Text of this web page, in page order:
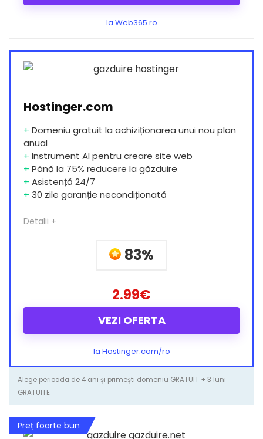
la Web365.ro
Hostinger.com
+ Domeniu gratuit la achiziționarea unui nou plan
anual
+ Instrument AI pentru creare site web
+ Până la 75% reducere la găzduire
+ Asistență 24/7
+ 30 zile garanție necondiționată
Detalii +
83%
2.99€
VEZI OFERTA
la Hostinger.com/ro
Alege perioada de 4 ani și primești domeniu GRATUIT + 3 luni
GRATUITE
Preț foarte bun